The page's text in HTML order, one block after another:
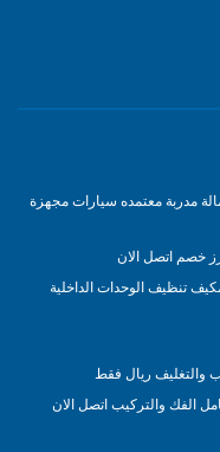
مدربة معتمده سيارات مجهزة
خصم اتصل الان
تنظيف الوحدات الداخلية
والتغليف ريال فقط
الفك والتركيب اتصل الان